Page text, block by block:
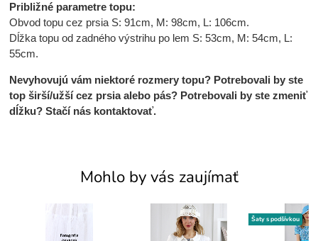
Približné parametre topu:
Obvod topu cez prsia S: 91cm, M: 98cm, L: 106cm.
Dĺžka topu od zadného výstrihu po lem S: 53cm, M: 54cm, L:
55cm.
Nevyhovujú vám niektoré rozmery topu? Potrebovali by ste
top širší/užší cez prsia alebo pás? Potrebovali by ste zmeniť
dĺžku? Stačí nás kontaktovať.
Mohlo by vás zaujímať
Šaty s podšívkou